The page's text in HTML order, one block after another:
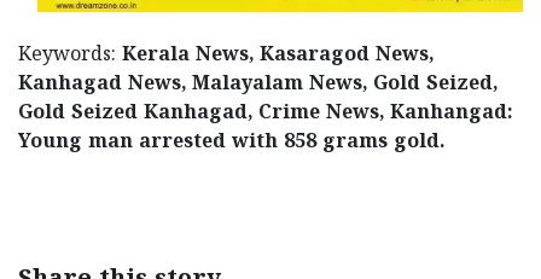
Keywords: Kerala News, Kasaragod News,
Kanhagad News, Malayalam News, Gold Seized,
Gold Seized Kanhagad, Crime News, Kanhangad:
Young man arrested with 858 grams gold.